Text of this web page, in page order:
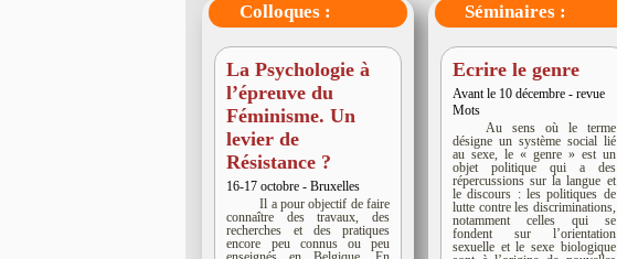
Colloques :
La Psychologie à
l’épreuve du
Féminisme. Un
levier de
Résistance ?
16-17 octobre - Bruxelles
Il a pour objectif de faire
connaître des travaux, des
recherches et des pratiques
encore peu connus ou peu
Séminaires :
Ecrire le genre
Avant le 10 décembre - revue
Mots
Au sens où le terme
désigne un système social lié
au sexe, le « genre » est un
objet politique qui a des
répercussions sur la langue et
le discours : les politiques de
lutte contre les discriminations,
notamment celles qui se
fondent sur l’orientation
sexuelle et le sexe biologique